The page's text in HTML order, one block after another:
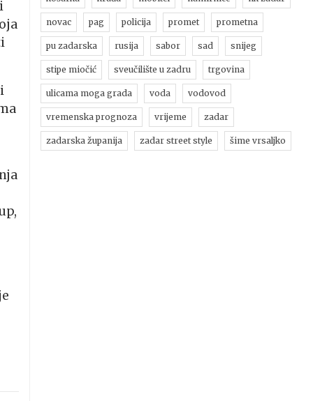
novac pag policija promet prometna
pu zadarska rusija sabor sad snijeg
stipe miočić sveučilište u zadru trgovina
ulicama moga grada voda vodovod
vremenska prognoza vrijeme zadar
zadarska županija zadar street style šime vrsaljko